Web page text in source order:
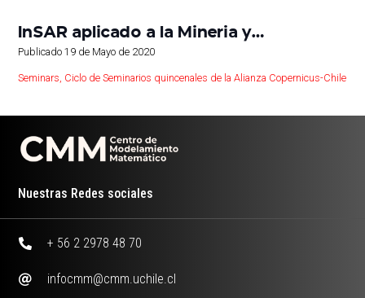
InSAR aplicado a la Mineria y…
Publicado19 de Mayo de 2020
Seminars, Ciclo de Seminarios quincenales de la Alianza Copernicus-Chile
Nuestras Redes sociales
+ 56 2 2978 48 70
infocmm@cmm.uchile.cl